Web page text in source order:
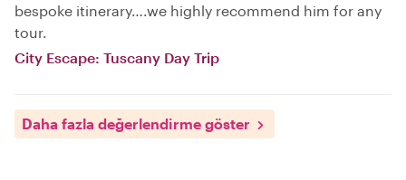
bespoke itinerary….we highly recommend him for any
tour.
City Escape: Tuscany Day Trip
Daha fazla değerlendirme göster